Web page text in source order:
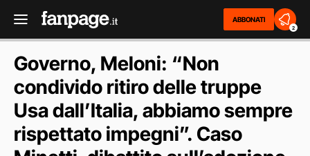
ABBONATI
2
Governo, Meloni: “Non
condivido ritiro delle truppe
Usa dall’Italia, abbiamo sempre
rispettato impegni”. Caso